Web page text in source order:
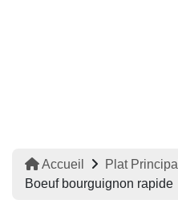
Accueil
Plat Principal
Boeuf bourguignon rapide